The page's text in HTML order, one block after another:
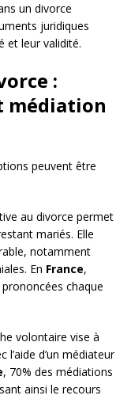
un divorce
juridiques
et leur validité.
:
médiation
peuvent être
au divorce permet
mariés. Elle
notamment
En France,
chaque
volontaire vise à
d’un médiateur
, 70% des médiations
ainsi le recours